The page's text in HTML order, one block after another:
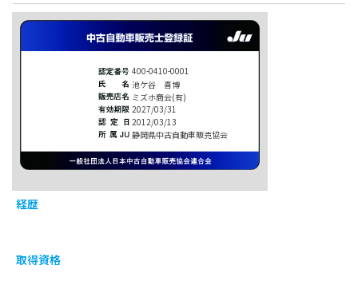
400-0410-0001
池ケ谷 喜博
ミズホ商会(有)
2027/03/31
2012/03/13
静岡県中古自動車販売協会
経歴
取得資格